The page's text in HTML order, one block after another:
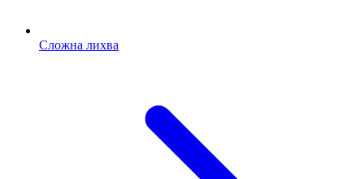
Сложна лихва